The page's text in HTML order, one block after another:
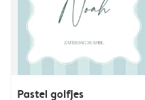
Pastel golfjes